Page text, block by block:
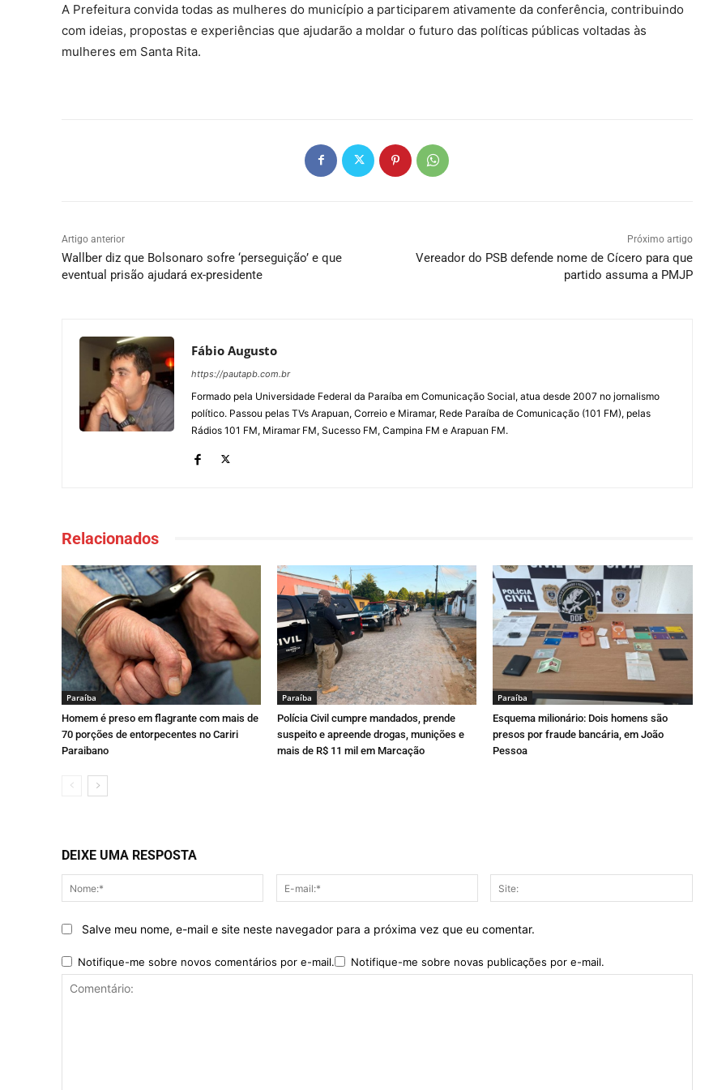
A Prefeitura convida todas as mulheres do município a participarem ativamente da conferência, contribuindo
com ideias, propostas e experiências que ajudarão a moldar o futuro das políticas públicas voltadas às
mulheres em Santa Rita.
Artigo anterior
Wallber diz que Bolsonaro sofre ‘perseguição’ e que
eventual prisão ajudará ex-presidente
Próximo artigo
Vereador do PSB defende nome de Cícero para que
partido assuma a PMJP
Fábio Augusto
https://pautapb.com.br
Formado pela Universidade Federal da Paraíba em Comunicação Social, atua desde 2007 no jornalismo
político. Passou pelas TVs Arapuan, Correio e Miramar, Rede Paraíba de Comunicação (101 FM), pelas
Rádios 101 FM, Miramar FM, Sucesso FM, Campina FM e Arapuan FM.
Relacionados
Paraí­ba
Homem é preso em flagrante com mais de
70 porções de entorpecentes no Cariri
Paraibano
Paraí­ba
Polícia Civil cumpre mandados, prende
suspeito e apreende drogas, munições e
mais de R$ 11 mil em Marcação
Paraí­ba
Esquema milionário: Dois homens são
presos por fraude bancária, em João
Pessoa
DEIXE UMA RESPOSTA
Nome:*
mail:*
Salve meu nome, e-mail e site neste navegador para a próxima vez que eu comentar.
Notifique-me sobre novos comentários por e-mail. Notifique-me sobre novas publicações por e-mail.